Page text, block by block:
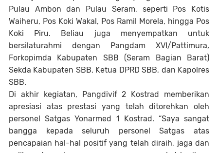
Pulau Ambon dan Pulau Seram, seperti Pos Kotis
Waiheru, Pos Koki Wakal, Pos Ramil Morela, hingga Pos
Koki Piru. Beliau juga menyempatkan untuk
bersilaturahmi dengan Pangdam XVI/Pattimura,
Forkopimda Kabupaten SBB (Seram Bagian Barat)
Sekda Kabupaten SBB, Ketua DPRD SBB, dan Kapolres
SBB.
Di akhir kegiatan, Pangdivif 2 Kostrad memberikan
apresiasi atas prestasi yang telah ditorehkan oleh
personel Satgas Yonarmed 1 Kostrad. “Saya sangat
bangga kepada seluruh personel Satgas atas
pencapaian hal-hal positif yang telah diraih, jaga dan